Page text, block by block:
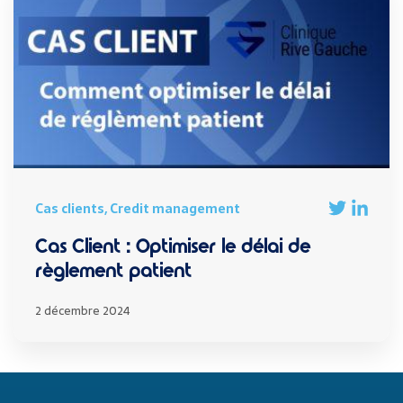
Cas clients, Credit management
Cas Client : Optimiser le délai de
règlement patient
2 décembre 2024